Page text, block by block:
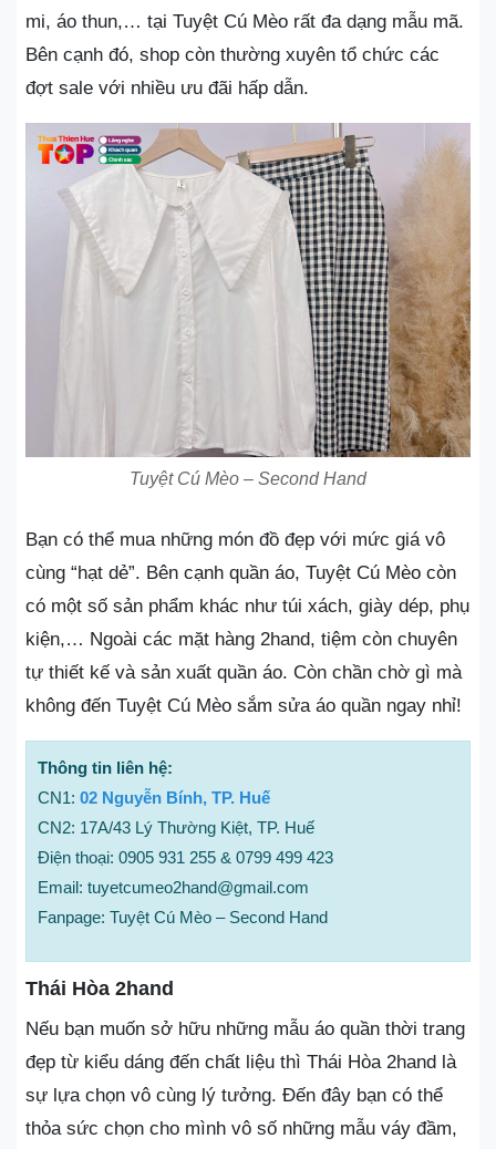
mi, áo thun,… tại Tuyệt Cú Mèo rất đa dạng mẫu mã.
Bên cạnh đó, shop còn thường xuyên tổ chức các
đợt sale với nhiều ưu đãi hấp dẫn.
Tuyệt Cú Mèo – Second Hand
Bạn có thể mua những món đồ đẹp với mức giá vô
cùng “hạt dẻ”. Bên cạnh quần áo, Tuyệt Cú Mèo còn
có một số sản phẩm khác như túi xách, giày dép, phụ
kiện,… Ngoài các mặt hàng 2hand, tiệm còn chuyên
tự thiết kế và sản xuất quần áo. Còn chần chờ gì mà
không đến Tuyệt Cú Mèo sắm sửa áo quần ngay nhỉ!
Thông tin liên hệ:
CN1: 02 Nguyễn Bính, TP. Huế
CN2: 17A/43 Lý Thường Kiệt, TP. Huế
Điện thoại: 0905 931 255 & 0799 499 423
Email: tuyetcumeo2hand@gmail.com
Fanpage: Tuyệt Cú Mèo – Second Hand
Thái Hòa 2hand
Nếu bạn muốn sở hữu những mẫu áo quần thời trang
đẹp từ kiểu dáng đến chất liệu thì Thái Hòa 2hand là
sự lựa chọn vô cùng lý tưởng. Đến đây bạn có thể
thỏa sức chọn cho mình vô số những mẫu váy đầm,